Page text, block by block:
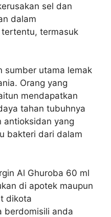
sel dan
dalam
termasuk
sumber utama lemak
Orang yang
mendapatkan
tahan tubuhnya
antioksidan yang
bakteri dari dalam
Al Ghuroba 60 ml
di apotek maupun
dikota
berdomisili anda